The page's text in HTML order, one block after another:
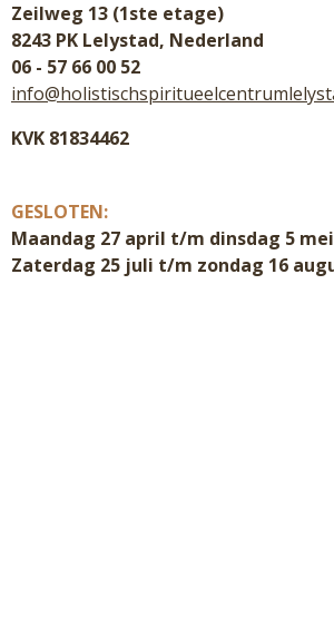
Zeilweg 13 (1ste etage)
8243 PK Lelystad, Nederland
06 - 57 66 00 52
KVK 81834462
GESLOTEN:
Maandag 27 april t/m dinsdag 5 mei
Zaterdag 25 juli t/m zondag 16